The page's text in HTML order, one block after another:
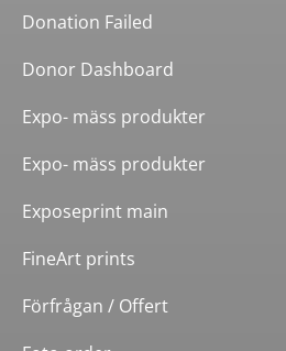
Donation Failed
Donor Dashboard
Expo- mäss produkter
Expo- mäss produkter
Exposeprint main
FineArt prints
Förfrågan / Offert